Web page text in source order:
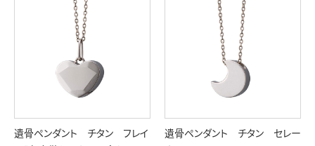
遺骨ペンダント チタン フレイ
遺骨ペンダント チタン セレー